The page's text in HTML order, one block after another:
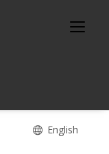
English